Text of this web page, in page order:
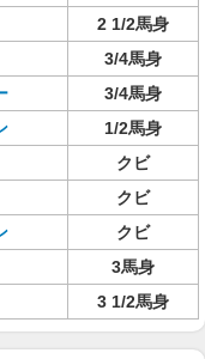
2 1/2馬身
3/4馬身
3/4馬身
1/2馬身
クビ
クビ
クビ
3馬身
3 1/2馬身